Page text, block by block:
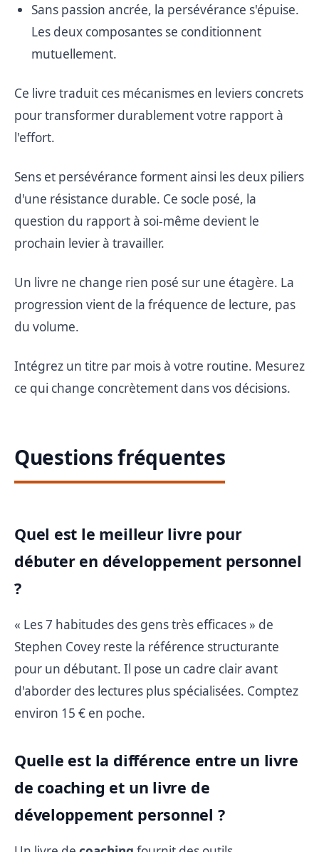
Sans passion ancrée, la persévérance s'épuise.
Les deux composantes se conditionnent
mutuellement.
Ce livre traduit ces mécanismes en leviers concrets
pour transformer durablement votre rapport à
l'effort.
Sens et persévérance forment ainsi les deux piliers
d'une résistance durable. Ce socle posé, la
question du rapport à soi-même devient le
prochain levier à travailler.
Un livre ne change rien posé sur une étagère. La
progression vient de la fréquence de lecture, pas
du volume.
Intégrez un titre par mois à votre routine. Mesurez
ce qui change concrètement dans vos décisions.
Questions fréquentes
Quel est le meilleur livre pour
débuter en développement personnel
?
« Les 7 habitudes des gens très efficaces » de
Stephen Covey reste la référence structurante
pour un débutant. Il pose un cadre clair avant
d'aborder des lectures plus spécialisées. Comptez
environ 15 € en poche.
Quelle est la différence entre un livre
de coaching et un livre de
développement personnel ?